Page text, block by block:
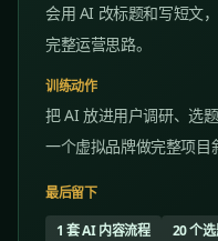
会用 AI 改标题和写短文
完整运营思路。
训练动作
把 AI 放进用户调研、选
一个虚拟品牌做完整项目
最后留下
1 套 AI 内容流程
20 个